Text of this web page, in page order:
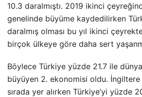
10.3 daralmıştı. 2019 ikinci
genelinde büyüme kaydedilirken
daralmış olması bu yıl ikinci
birçok ülkeye göre daha sert
Böylece Türkiye yüzde 21.7 ile
büyüyen 2. ekonomisi oldu.
sırada yer alırken Türkiye’yi yüzde